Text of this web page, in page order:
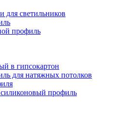
для светильников
профиль
в гипсокартон
для натяжных потолков
профиль